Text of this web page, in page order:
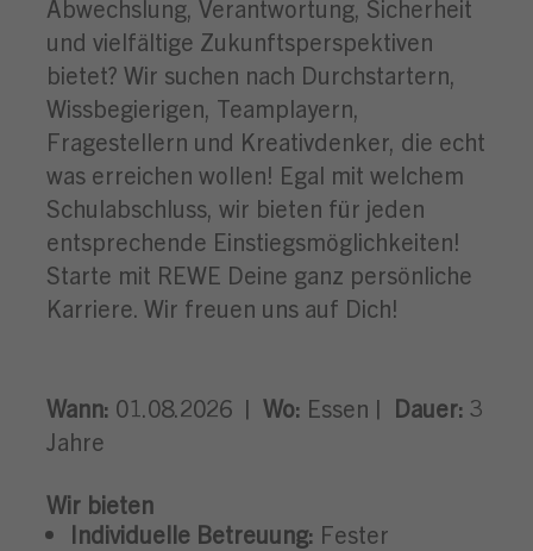
Abwechslung, Verantwortung, Sicherheit
und vielfältige Zukunftsperspektiven
bietet? Wir suchen nach Durchstartern,
Wissbegierigen, Teamplayern,
Fragestellern und Kreativdenker, die echt
was erreichen wollen! Egal mit welchem
Schulabschluss, wir bieten für jeden
entsprechende Einstiegsmöglichkeiten!
Starte mit REWE Deine ganz persönliche
Karriere. Wir freuen uns auf Dich!
Wann: 01.08.2026 | Wo: Essen | Dauer: 3
Jahre
Wir bieten
Individuelle Betreuung: Fester